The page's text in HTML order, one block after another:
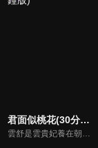
君面似桃花(30分鐘版)
雲舒是雲貴妃養在朝堂外的一把刀，而她的真實身份是女扮男裝的墨家遺孤。她在幫雲貴妃消除餘孽時，遇到了神秘男子宋煥北，此人表面男寵身份，實際是情報千機閣閣主。兩人互相試探，在危機中共同消滅了背後的黑手。